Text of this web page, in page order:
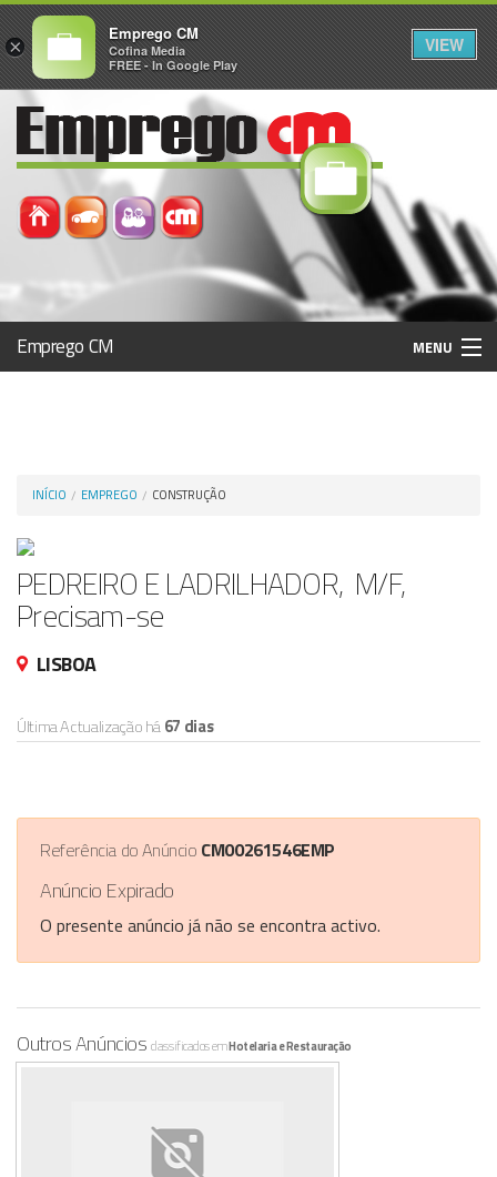
Emprego CM MENU
INÍCIO EMPREGO CONSTRUÇÃO
PEDREIRO E LADRILHADOR, M/F,
Precisam-se
LISBOA
Última Actualização há67 dias
Referência do Anúncio CM00261546EMP
Anúncio Expirado
O presente anúncio já não se encontra activo.
Outros Anúncios classificados emHotelaria e Restauração
×
Emprego CM
Cofina Media
FREE - In Google Play
VIEW